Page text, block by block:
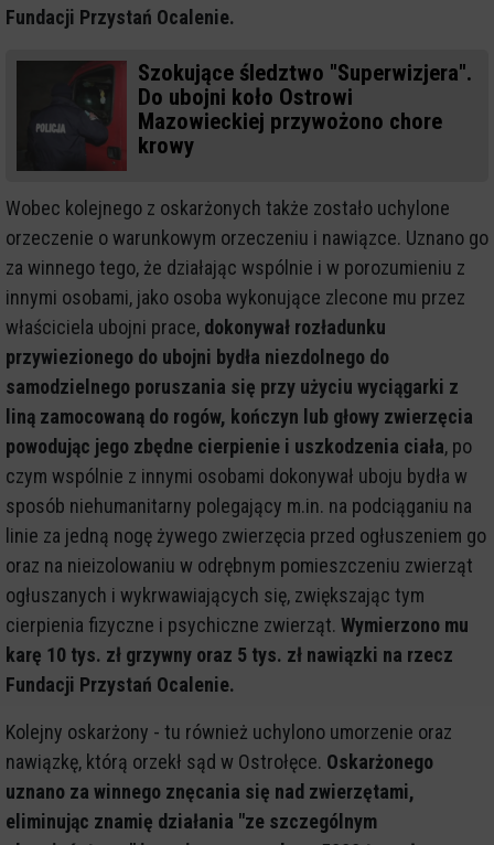
Fundacji Przystań Ocalenie.
Szokujące śledztwo "Superwizjera".
Do ubojni koło Ostrowi
Mazowieckiej przywożono chore
krowy
Wobec kolejnego z oskarżonych także zostało uchylone
orzeczenie o warunkowym orzeczeniu i nawiązce. Uznano go
za winnego tego, że działając wspólnie i w porozumieniu z
innymi osobami, jako osoba wykonujące zlecone mu przez
właściciela ubojni prace, dokonywał rozładunku
przywiezionego do ubojni bydła niezdolnego do
samodzielnego poruszania się przy użyciu wyciągarki z
liną zamocowaną do rogów, kończyn lub głowy zwierzęcia
powodując jego zbędne cierpienie i uszkodzenia ciała, po
czym wspólnie z innymi osobami dokonywał uboju bydła w
sposób niehumanitarny polegający m.in. na podciąganiu na
linie za jedną nogę żywego zwierzęcia przed ogłuszeniem go
oraz na nieizolowaniu w odrębnym pomieszczeniu zwierząt
ogłuszanych i wykrwawiających się, zwiększając tym
cierpienia fizyczne i psychiczne zwierząt. Wymierzono mu
karę 10 tys. zł grzywny oraz 5 tys. zł nawiązki na rzecz
Fundacji Przystań Ocalenie.
Kolejny oskarżony - tu również uchylono umorzenie oraz
nawiązkę, którą orzekł sąd w Ostrołęce. Oskarżonego
uznano za winnego znęcania się nad zwierzętami,
eliminując znamię działania "ze szczególnym